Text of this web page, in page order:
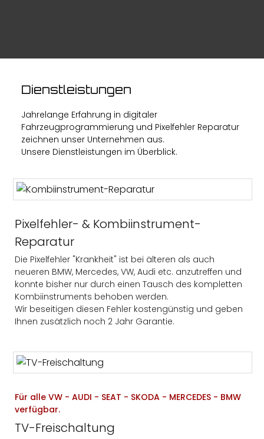
Ihr Fahrzeug ist bei uns in absolut sicheren und
zuverlässigen Händen.
Dienstleistungen
Jahrelange Erfahrung in digitaler
Fahrzeugprogrammierung und Pixelfehler Reparatur
zeichnen unser Unternehmen aus.
Unsere Dienstleistungen im Überblick.
Pixelfehler- & Kombiinstrument-
Reparatur
Die Pixelfehler "Krankheit" ist bei älteren als auch
neueren BMW, Mercedes, VW, Audi etc. anzutreffen und
konnte bisher nur durch einen Tausch des kompletten
Kombiinstruments behoben werden.
Wir beseitigen diesen Fehler kostengünstig und geben
Ihnen zusätzlich noch 2 Jahr Garantie.
Für alle VW - AUDI - SEAT - SKODA - MERCEDES - BMW
verfügbar.
TV-Freischaltung